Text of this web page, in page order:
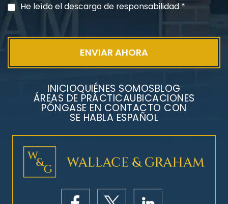
He leído el descargo de responsabilidad*
INICIOQUIÉNES SOMOSBLOG
ÁREAS DE PRÁCTICAUBICACIONES
PÓNGASE EN CONTACTO CON
SE HABLA ESPAÑOL